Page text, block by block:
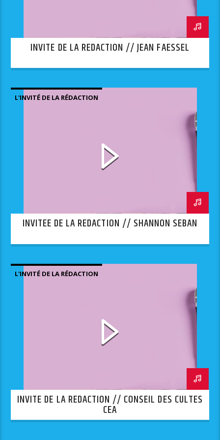
INVITE DE LA REDACTION // JEAN FAESSEL
L'INVITÉ DE LA RÉDACTION
INVITEE DE LA REDACTION // SHANNON SEBAN
L'INVITÉ DE LA RÉDACTION
INVITE DE LA REDACTION // CONSEIL DES CULTES
CEA